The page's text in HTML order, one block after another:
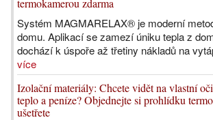
termokamerou zdarma
Systém MAGMARELAX® je moderní
domu. Aplikací se zamezí úniku tepla z
dochází k úspoře až třetiny nákladů na
více
Izolační materiály: Chcete vidět na vlastní
teplo a peníze? Objednejte si prohlídku
ušetřete